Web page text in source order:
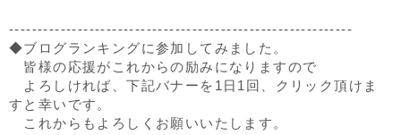
------------------------------------------------------------
◆ブログランキングに参加してみました。
皆様の応援がこれからの励みになりますので
よろしければ、下記バナーを1日1回、クリック頂けま
すと幸いです。
これからもよろしくお願いいたします。